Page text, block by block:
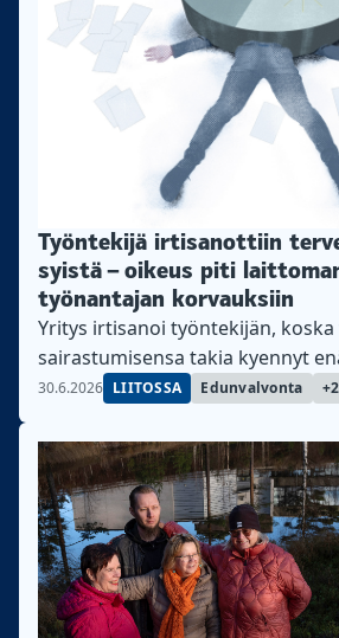
Työntekijä irtisanottiin
syistä – oikeus piti
työnantajan korvauksiin
Yritys irtisanoi työntekijän, koska
sairastumisensa takia kyennyt
kolmivuorotyöhön. Käräjä- ja
olisi ollut mahdollisuus
uudelleen. Tuotantotyöntekijä
kaksisuuntaiseen
työskennellyt yrityksessä
yövuorojen osuus työajasta oli
Työterveyslääkärin
mukaan työntekijä oli
30.6.2026 LIITOSSA Edunvalvonta +2